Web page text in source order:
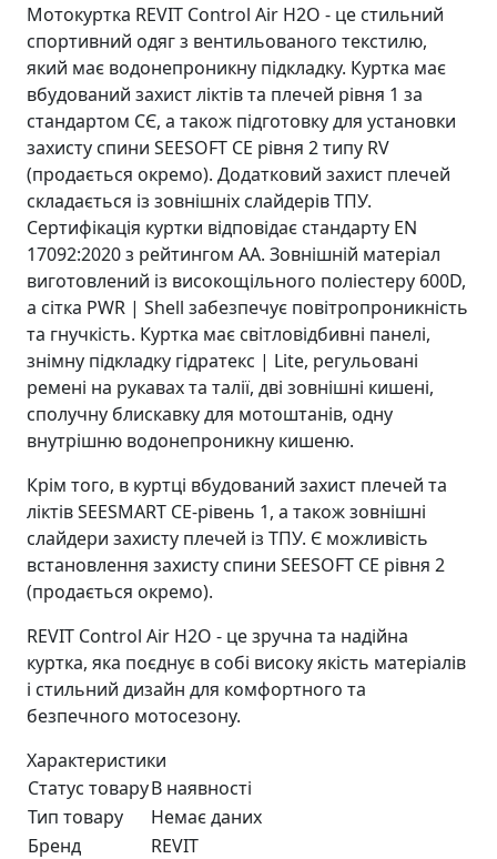
Мотокуртка REVIT Control Air H2O - це стильний
спортивний одяг з вентильованого текстилю,
який має водонепроникну підкладку. Куртка має
вбудований захист ліктів та плечей рівня 1 за
стандартом СЄ, а також підготовку для установки
захисту спини SEESOFT CE рівня 2 типу RV
(продається окремо). Додатковий захист плечей
складається із зовнішніх слайдерів ТПУ.
Сертифікація куртки відповідає стандарту EN
17092:2020 з рейтингом АА. Зовнішній матеріал
виготовлений із високощільного поліестеру 600D,
а сітка PWR | Shell забезпечує повітропроникність
та гнучкість. Куртка має світловідбивні панелі,
знімну підкладку гідратекс | Lite, регульовані
ремені на рукавах та талії, дві зовнішні кишені,
сполучну блискавку для мотоштанів, одну
внутрішню водонепроникну кишеню.
Крім того, в куртці вбудований захист плечей та
ліктів SEESMART CE-рівень 1, а також зовнішні
слайдери захисту плечей із ТПУ. Є можливість
встановлення захисту спини SEESOFT CE рівня 2
(продається окремо).
REVIT Control Air H2O - це зручна та надійна
куртка, яка поєднує в собі високу якість матеріалів
і стильний дизайн для комфортного та
безпечного мотосезону.
Характеристики
Статус товаруВ наявності
Тип товару
Немає даних
Бренд
REVIT